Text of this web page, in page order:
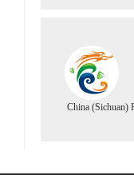
China (Sichuan)